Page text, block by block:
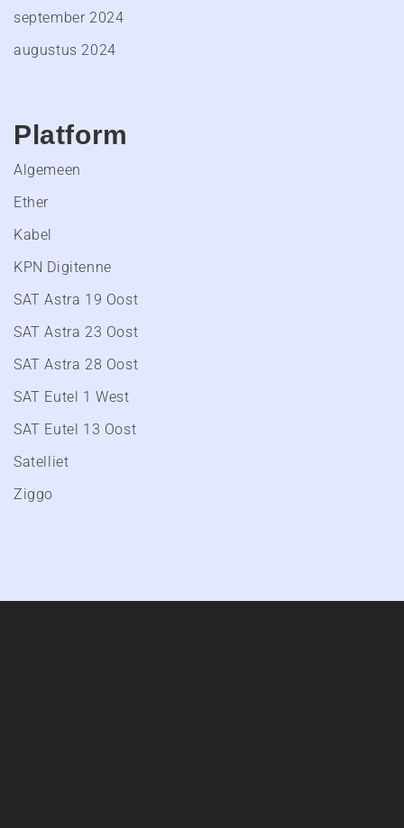
september 2024
augustus 2024
Platform
Algemeen
Ether
Kabel
KPN Digitenne
SAT Astra 19 Oost
SAT Astra 23 Oost
SAT Astra 28 Oost
SAT Eutel 1 West
SAT Eutel 13 Oost
Satelliet
Ziggo